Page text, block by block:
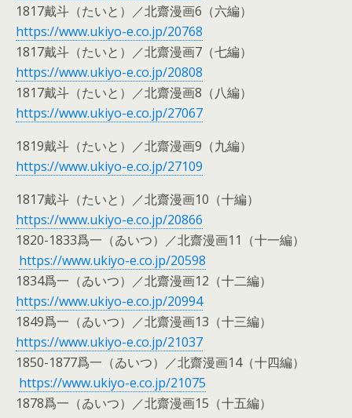
1817戴斗（たいと）／北齋漫画6（六編）
https://www.ukiyo-e.co.jp/20768
1817戴斗（たいと）／北齋漫画7（七編）
https://www.ukiyo-e.co.jp/20808
1817戴斗（たいと）／北齋漫画8（八編）
https://www.ukiyo-e.co.jp/27067
1819戴斗（たいと）／北齋漫画9（九編）
https://www.ukiyo-e.co.jp/27109
1817戴斗（たいと）／北齋漫画10（十編）
https://www.ukiyo-e.co.jp/20866
1820-1833爲一（ゐいつ）／北齋漫画11（十一編）
https://www.ukiyo-e.co.jp/20598
1834爲一（ゐいつ）／北齋漫画12（十二編）
https://www.ukiyo-e.co.jp/20994
1849爲一（ゐいつ）／北齋漫画13（十三編）
https://www.ukiyo-e.co.jp/21037
1850-1877爲一（ゐいつ）／北齋漫画14（十四編）
https://www.ukiyo-e.co.jp/21075
1878爲一（ゐいつ）／北齋漫画15（十五編）